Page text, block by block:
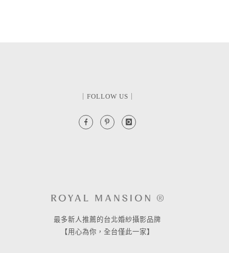
｜FOLLOW US｜
最多新人推薦的台北婚紗攝影品牌
【用心為你，全台僅此一家】